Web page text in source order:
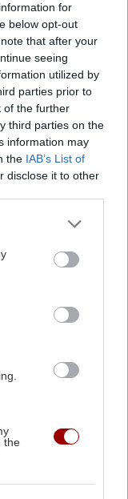
for
below opt-out
that after your
seeing
utilized by
parties prior to
of the further
third parties on the
information may
the IAB’s List of
disclose it to other
the
μια εκπληκτική
ανά μερίδα 100
Valencia,
μερίδα 100
πρωτεΐνης, μαζί
στην υγεία των
η
όπως
αναγκών σε
είναι μια
κρέατος που
μια πλήρης